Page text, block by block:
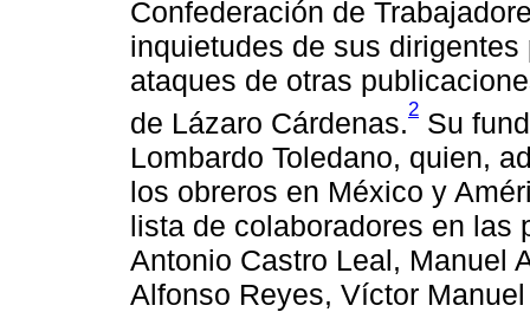
Confederación de
inquietudes de sus
ataques de otras
de Lázaro Cárdenas.2 Su
Lombardo Toledano, quien,
los obreros en México y
lista de colaboradores en las
Antonio Castro Leal, Manuel
Alfonso Reyes, Víctor